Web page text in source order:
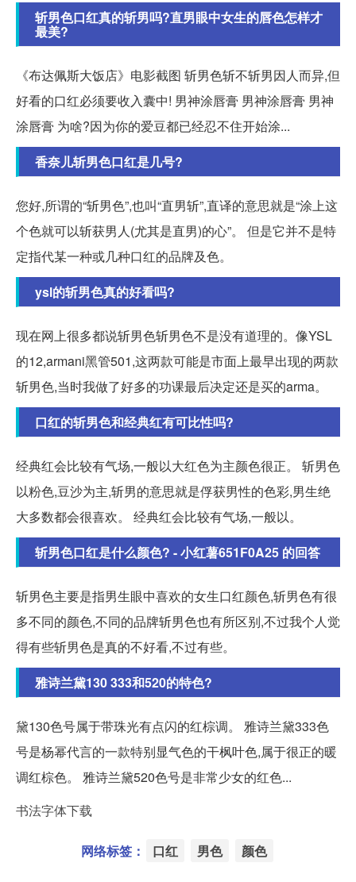
斩男色口红真的斩男吗?直男眼中女生的唇色怎样才
最美?
《布达佩斯大饭店》电影截图 斩男色斩不斩男因人而异,但
好看的口红必须要收入囊中! 男神涂唇膏 男神涂唇膏 男神
涂唇膏 为啥?因为你的爱豆都已经忍不住开始涂...
香奈儿斩男色口红是几号?
您好,所谓的“斩男色”,也叫“直男斩”,直译的意思就是“涂上这
个色就可以斩获男人(尤其是直男)的心”。 但是它并不是特
定指代某一种或几种口红的品牌及色。
ysl的斩男色真的好看吗?
现在网上很多都说斩男色斩男色不是没有道理的。像YSL
的12,armani黑管501,这两款可能是市面上最早出现的两款
斩男色,当时我做了好多的功课最后决定还是买的arma。
口红的斩男色和经典红有可比性吗?
经典红会比较有气场,一般以大红色为主颜色很正。 斩男色
以粉色,豆沙为主,斩男的意思就是俘获男性的色彩,男生绝
大多数都会很喜欢。 经典红会比较有气场,一般以。
斩男色口红是什么颜色? - 小红薯651F0A25 的回答
斩男色主要是指男生眼中喜欢的女生口红颜色,斩男色有很
多不同的颜色,不同的品牌斩男色也有所区别,不过我个人觉
得有些斩男色是真的不好看,不过有些。
雅诗兰黛130 333和520的特色?
黛130色号属于带珠光有点闪的红棕调。 雅诗兰黛333色
号是杨幂代言的一款特别显气色的干枫叶色,属于很正的暖
调红棕色。 雅诗兰黛520色号是非常少女的红色...
书法字体下载
网络标签： 口红 男色 颜色